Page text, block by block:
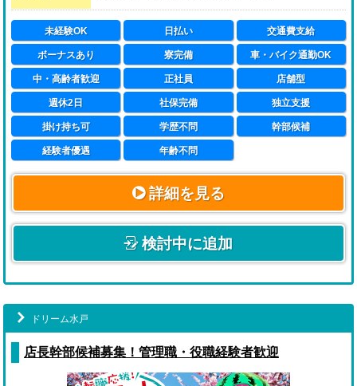
将来的に業界を離れることになったとしても、必ず役に
立つ技術を身に付けていただきたいと考えております。
女性店舗スタッフ希望の方には、上記の基本的な業務の
他に、女の子のメンタルケアや出勤スケジュールの管理
など、女性だからこそ出来るお仕事をお任せしたいと考
えています。
女の子たちの心強い相談役として活躍していただけるこ
とを期待しております。
未経験OK 日払い 交通費支給
ボーナスあり 寮完備 車・バイク通勤OK
中・高齢者歓迎 正社員 店舗型
週休2日 社保完備 独立支援
掛け持ち可 学歴不問 幹部候補
経験者優遇 年齢不問
詳細を見る
検討中に追加
ドリーム水戸
店長幹部候補募集！管理職・役職経験者歓迎